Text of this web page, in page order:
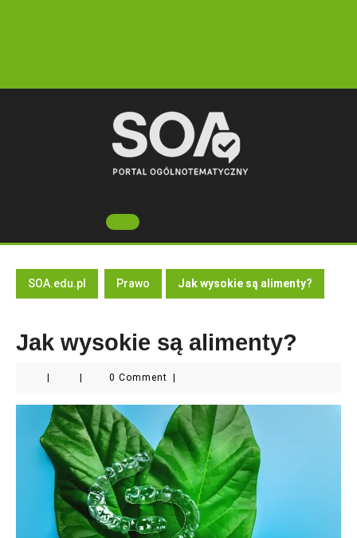
Open
Button
SOA.edu.pl Prawo Jak wysokie są alimenty?
Jak wysokie są alimenty?
0 Comment